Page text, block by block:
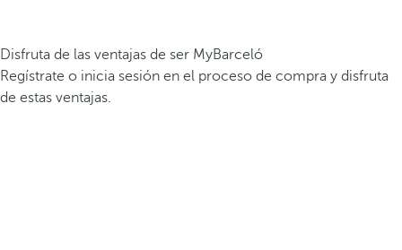
Disfruta de las ventajas de ser MyBarceló
Regístrate o inicia sesión en el proceso de compra y disfruta
de estas ventajas.